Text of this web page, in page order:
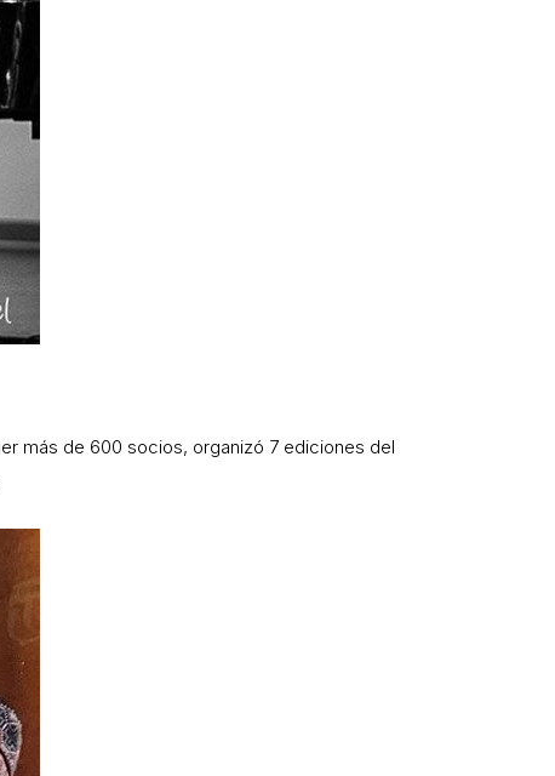
más de 600 socios, organizó 7 ediciones del